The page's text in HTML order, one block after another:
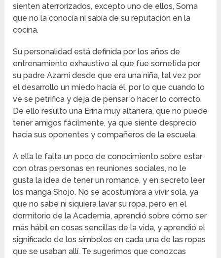
sienten aterrorizados, excepto uno de ellos, Soma
que no la conocía ni sabía de su reputación en la
cocina.
Su personalidad está definida por los años de
entrenamiento exhaustivo al que fue sometida por
su padre Azami desde que era una niña, tal vez por
el desarrollo un miedo hacia él, por lo que cuando lo
ve se petrifica y deja de pensar o hacer lo correcto.
De ello resulto una Erina muy altanera, que no puede
tener amigos fácilmente, ya que siente desprecio
hacia sus oponentes y compañeros de la escuela.
A ella le falta un poco de conocimiento sobre estar
con otras personas en reuniones sociales, no le
gusta la idea de tener un romance, y en secreto leer
los manga Shojo. No se acostumbra a vivir sola, ya
que no sabe ni siquiera lavar su ropa, pero en el
dormitorio de la Academia, aprendió sobre cómo ser
más hábil en cosas sencillas de la vida, y aprendió el
significado de los símbolos en cada una de las ropas
que se usaban allí. Te sugerimos que conozcas